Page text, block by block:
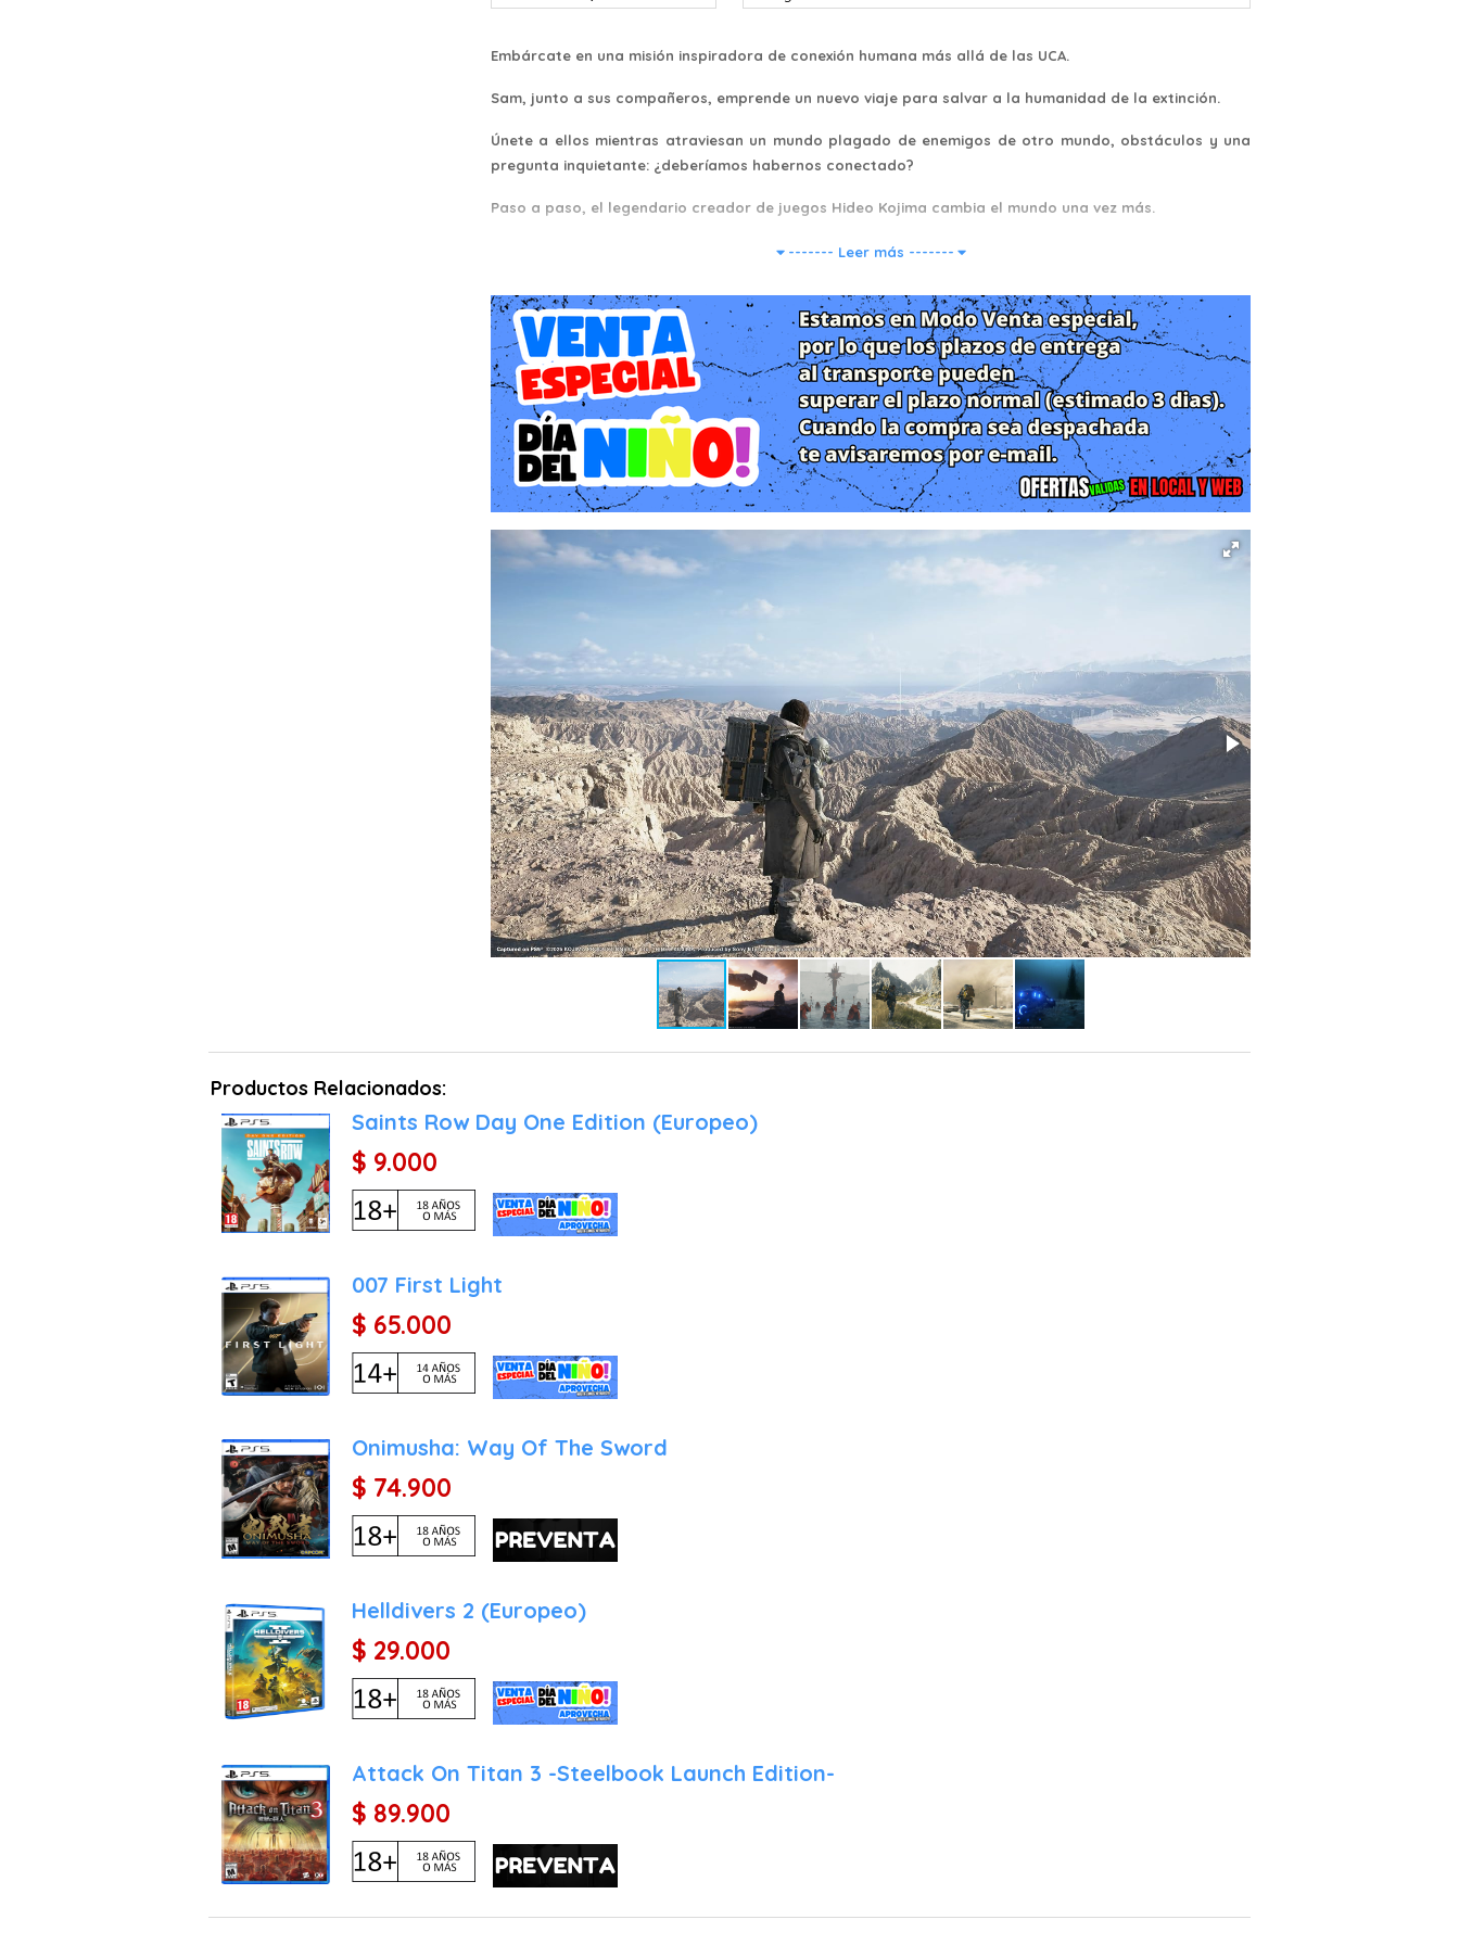
Embárcate en una misión inspiradora de conexión humana más allá de las UCA.
Sam, junto a sus compañeros, emprende un nuevo viaje para salvar a la humanidad de la extinción.
Únete a ellos mientras atraviesan un mundo plagado de enemigos de otro mundo, obstáculos y una
pregunta inquietante: ¿deberíamos habernos conectado?
Paso a paso, el legendario creador de juegos Hideo Kojima cambia el mundo una vez más.
------- Leer más -------
Productos Relacionados:
Saints Row Day One Edition (Europeo)
$ 9.000
007 First Light
$ 65.000
Onimusha: Way Of The Sword
$ 74.900
Helldivers 2 (Europeo)
$ 29.000
Attack On Titan 3 -Steelbook Launch Edition-
$ 89.900